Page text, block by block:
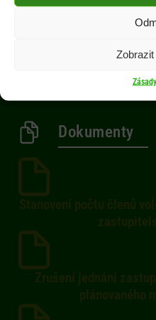
Obec
Dokumenty